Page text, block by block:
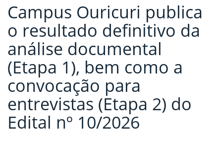
Campus Ouricuri publica
o resultado definitivo da
análise documental
(Etapa 1), bem como a
convocação para
entrevistas (Etapa 2) do
Edital nº 10/2026